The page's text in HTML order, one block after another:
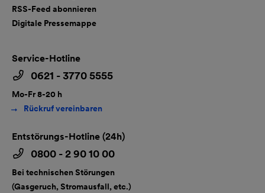
RSS-Feed abonnieren
Digitale Pressemappe
Service-Hotline
0621 - 3770 5555
Mo-Fr 8-20 h
Rückruf vereinbaren
Entstörungs-Hotline (24h)
0800 - 2 90 10 00
Bei technischen Störungen
(Gasgeruch, Stromausfall, etc.)